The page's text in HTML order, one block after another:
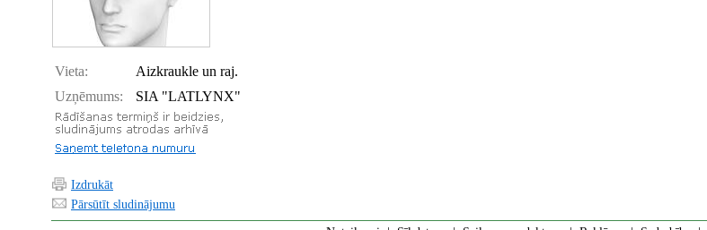
Vieta:
Aizkraukle un raj.
Uzņēmums:
SIA "LATLYNX"
Izdrukāt
Pārsūtīt sludinājumu